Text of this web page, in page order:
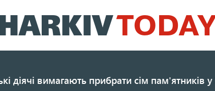
до
основного
діячі вимагають прибрати сім пам'ятників у